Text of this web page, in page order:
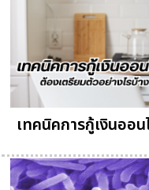
เทคนิคการกู้เงินออ